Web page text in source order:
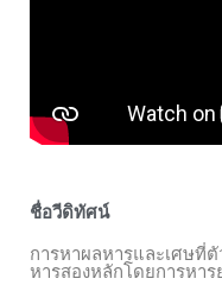
ชื่อวีดิทัศน์
การหาผลหารและเศษที่
หารสองหลักโดยการหาร